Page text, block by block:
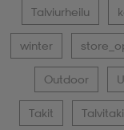
Talviurheilu
winter
Outdoor
Takit